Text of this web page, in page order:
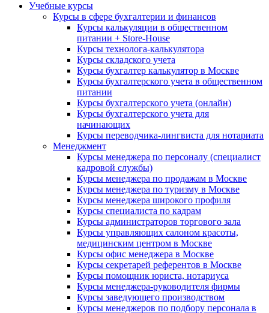
Учебные курсы
Курсы в сфере бухгалтерии и финансов
Курсы калькуляции в общественном
питании + Store-House
Курсы технолога-калькулятора
Курсы складского учета
Курсы бухгалтер калькулятор в Москве
Курсы бухгалтерского учета в общественном
питании
Курсы бухгалтерского учета (онлайн)
Курсы бухгалтерского учета для
начинающих
Курсы переводчика-лингвиста для нотариата
Менеджмент
Курсы менеджера по персоналу (специалист
кадровой службы)
Курсы менеджера по продажам в Москве
Курсы менеджера по туризму в Москве
Курсы менеджера широкого профиля
Курсы специалиста по кадрам
Курсы администраторов торгового зала
Курсы управляющих салоном красоты,
медицинским центром в Москве
Курсы офис менеджера в Москве
Курсы секретарей референтов в Москве
Курсы помощник юриста, нотариуса
Курсы менеджера-руководителя фирмы
Курсы заведующего производством
Курсы менеджеров по подбору персонала в